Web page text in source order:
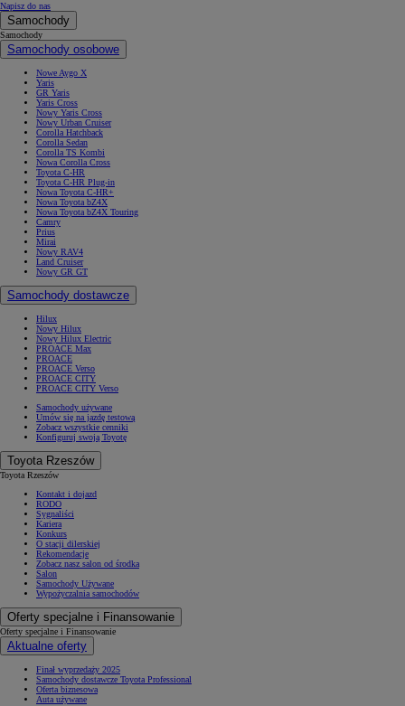
Napisz do nas
Samochody
Samochody
Samochody osobowe
Nowe Aygo X
Yaris
GR Yaris
Yaris Cross
Nowy Yaris Cross
Nowy Urban Cruiser
Corolla Hatchback
Corolla Sedan
Corolla TS Kombi
Nowa Corolla Cross
Toyota C-HR
Toyota C-HR Plug-in
Nowa Toyota C-HR+
Nowa Toyota bZ4X
Nowa Toyota bZ4X Touring
Camry
Prius
Mirai
Nowy RAV4
Land Cruiser
Nowy GR GT
Samochody dostawcze
Hilux
Nowy Hilux
Nowy Hilux Electric
PROACE Max
PROACE
PROACE Verso
PROACE CITY
PROACE CITY Verso
Samochody używane
Umów się na jazdę testową
Zobacz wszystkie cenniki
Konfiguruj swoją Toyotę
Toyota Rzeszów
Toyota Rzeszów
Kontakt i dojazd
RODO
Sygnaliści
Kariera
Konkurs
O stacji dilerskiej
Rekomendacje
Zobacz nasz salon od środka
Salon
Samochody Używane
Wypożyczalnia samochodów
Oferty specjalne i Finansowanie
Oferty specjalne i Finansowanie
Aktualne oferty
Finał wyprzedaży 2025
Samochody dostawcze Toyota Professional
Oferta biznesowa
Auta używane